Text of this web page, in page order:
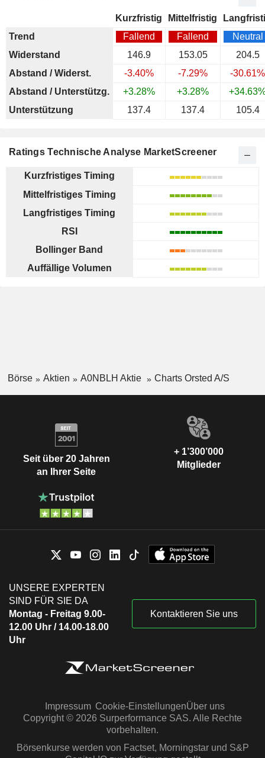
Kurzfristig Mittelfristig
Trend
Fallend Fallend
Neutral
Widerstand
146.9 153.05
204.5
Abstand / Widerst.
-3.40% -7.29%
-30.61%
Abstand / Unterstützg.
+3.28% +3.28%
Unterstützung
137.4 137.4 105.4
Ratings Technische Analyse MarketScreener
Kurzfristiges Timing
Mittelfristiges Timing
Langfristiges Timing
RSI
Bollinger Band
Auffällige Volumen
Börse Aktien A0NBLH Aktie Charts Orsted A/S
Seit über 20 Jahren
an Ihrer Seite
+ 1’300’000
Mitglieder
UNSERE EXPERTEN
SIND FÜR SIE DA
Montag - Freitag 9.00-
12.00 Uhr / 14.00-18.00
Uhr
Kontaktieren Sie uns
Impressum Cookie-EinstellungenÜber uns
Copyright © 2026 Surperformance SAS. Alle Rechte
vorbehalten.
Börsenkurse werden von Factset, Morningstar und S&P